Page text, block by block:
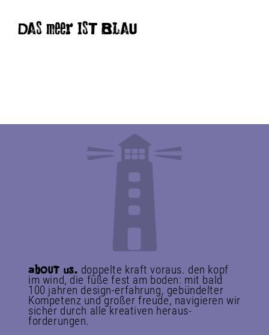
DAS meer IST BLAU
abOUT us. doppelte kraft voraus. den kopf
im wind, die füße fest am boden: mit bald
100 jahren design-erfahrung, gebündelter
Kompetenz und großer freude, navigieren wir
sicher durch alle kreativen heraus­
forderungen.